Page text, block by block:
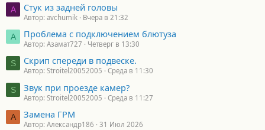
A Стук из задней головы
Автор: avchumik Вчера в 21:32
А Проблема с подключением блютуза
Автор: Азамат727 Четверг в 13:30
S Скрип спереди в подвеске.
Автор: Stroitel20052005 Среда в 11:30
S Звук при проезде камер?
Автор: Stroitel20052005 Среда в 11:27
А Замена ГРМ
Автор: Александр186 31 Июл 2026